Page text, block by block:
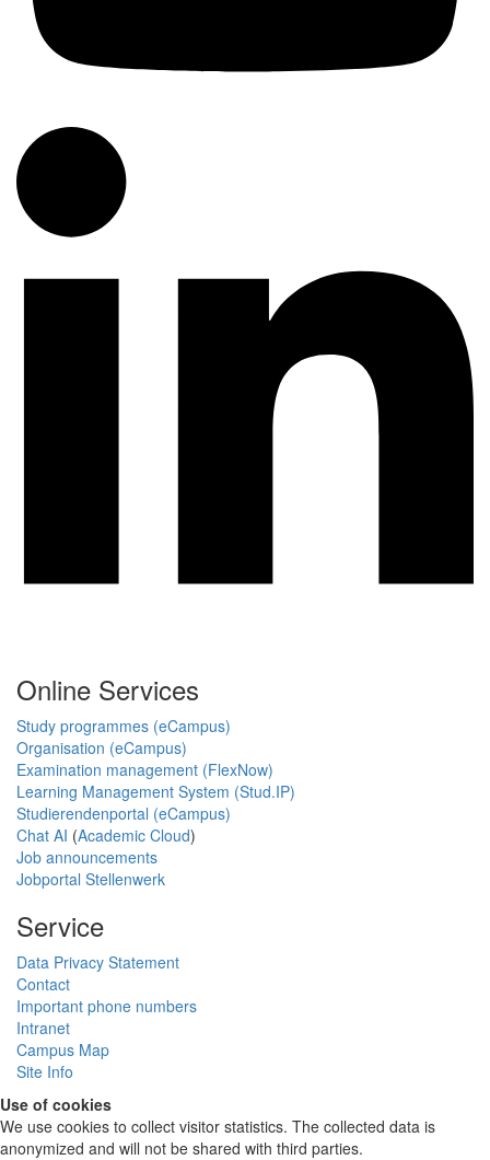
Online Services
Study programmes (eCampus)
Organisation (eCampus)
Examination management (FlexNow)
Learning Management System (Stud.IP)
Studierendenportal (eCampus)
Chat AI (Academic Cloud)
Job announcements
Jobportal Stellenwerk
Service
Data Privacy Statement
Contact
Important phone numbers
Intranet
Campus Map
Site Info
Use of cookies
We use cookies to collect visitor statistics. The collected data is
anonymized and will not be shared with third parties.